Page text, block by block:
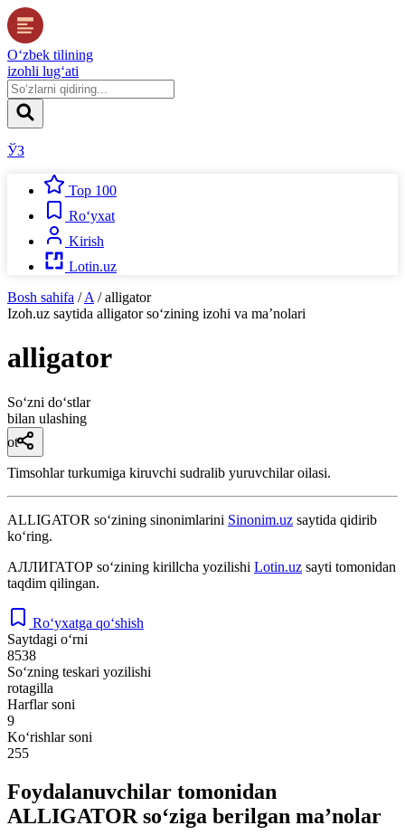
O‘zbek tilining
izohli lug‘ati
ЎЗ
Top 100
Ro‘yxat
Kirish
Lotin.uz
Bosh sahifa / A / alligator
Izoh.uz saytida alligatorso‘zining izohi va ma’nolari
alligator
So‘zni do‘stlar
bilan ulashing
ot
Timsohlar turkumiga kiruvchi sudralib yuruvchilar oilasi.
ALLIGATOR so‘zining sinonimlarini Sinonim.uz saytida qidirib
ko‘ring.
АЛЛИГАТОР so‘zining kirillcha yozilishi Lotin.uz sayti tomonidan
taqdim qilingan.
Ro‘yxatga qo‘shish
Saytdagi o‘rni
8538
So‘zning teskari yozilishi
rotagilla
Harflar soni
9
Ko‘rishlar soni
255
Foydalanuvchilar tomonidan
ALLIGATOR so‘ziga berilgan ma’nolar